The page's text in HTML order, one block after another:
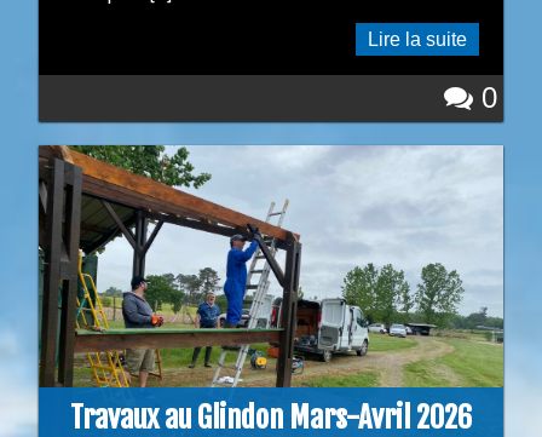
Lire la suite
0
Travaux au Glindon Mars-Avril 2026